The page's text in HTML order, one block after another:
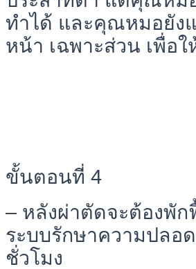
ทำได้ และคุณหมอยัง
หน้า เฉพาะส่วน เพื่อ
ขั้นตอนที่ 4
– หลังผ่าตัดจะต้องพั
ระบบรักษาความปลอ
ชั่วโมง